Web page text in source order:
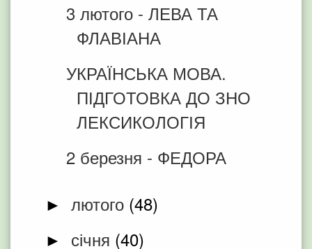
3 лютого - ЛЕВА ТА
ФЛАВІАНА
УКРАЇНСЬКА МОВА.
ПІДГОТОВКА ДО ЗНО
ЛЕКСИКОЛОГІЯ
2 березня - ФЕДОРА
► лютого (48)
► січня (40)